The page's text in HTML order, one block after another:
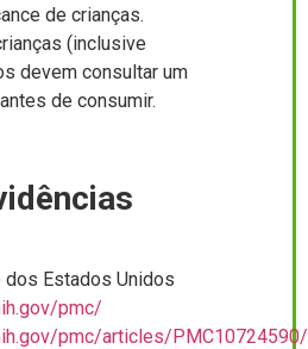
de crianças.
(inclusive
devem consultar um
de consumir.
Estados Unidos
pmc/
pmc/articles/PMC10724590/